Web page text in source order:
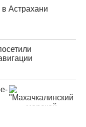
Астрахани